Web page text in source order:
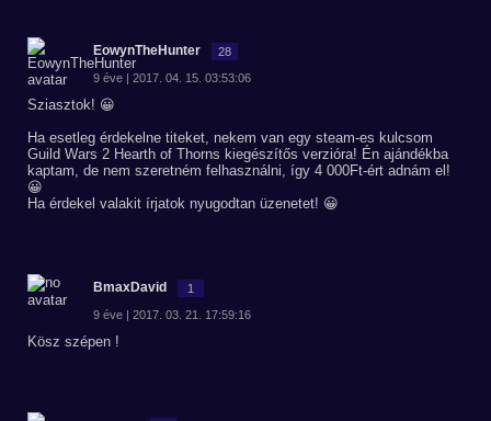
EowynTheHunter 28
9 éve | 2017. 04. 15. 03:53:06
Sziasztok! 😀
Ha esetleg érdekelne titeket, nekem van egy steam-es kulcsom
Guild Wars 2 Hearth of Thorns kiegészítős verzióra! Én ajándékba
kaptam, de nem szeretném felhasználni, így 4 000Ft-ért adnám el!
😀
Ha érdekel valakit írjatok nyugodtan üzenetet! 😀
BmaxDavid 1
9 éve | 2017. 03. 21. 17:59:16
Kösz szépen !